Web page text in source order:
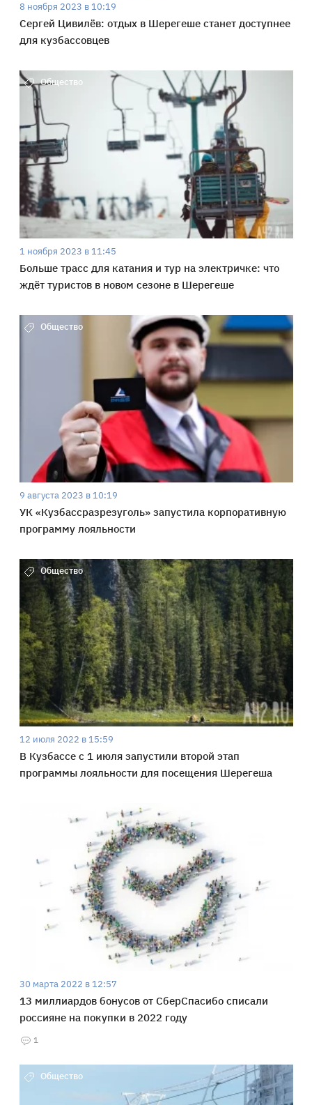
8 ноября 2023 в 10:19
Сергей Цивилёв: отдых в Шерегеше станет доступнее
для кузбассовцев
Общество
1 ноября 2023 в 11:45
Больше трасс для катания и тур на электричке: что
ждёт туристов в новом сезоне в Шерегеше
Общество
9 августа 2023 в 10:19
УК «Кузбассразрезуголь» запустила корпоративную
программу лояльности
Общество
12 июля 2022 в 15:59
В Кузбассе с 1 июля запустили второй этап
программы лояльности для посещения Шерегеша
30 марта 2022 в 12:57
13 миллиардов бонусов от СберСпасибо списали
россияне на покупки в 2022 году
1
Общество